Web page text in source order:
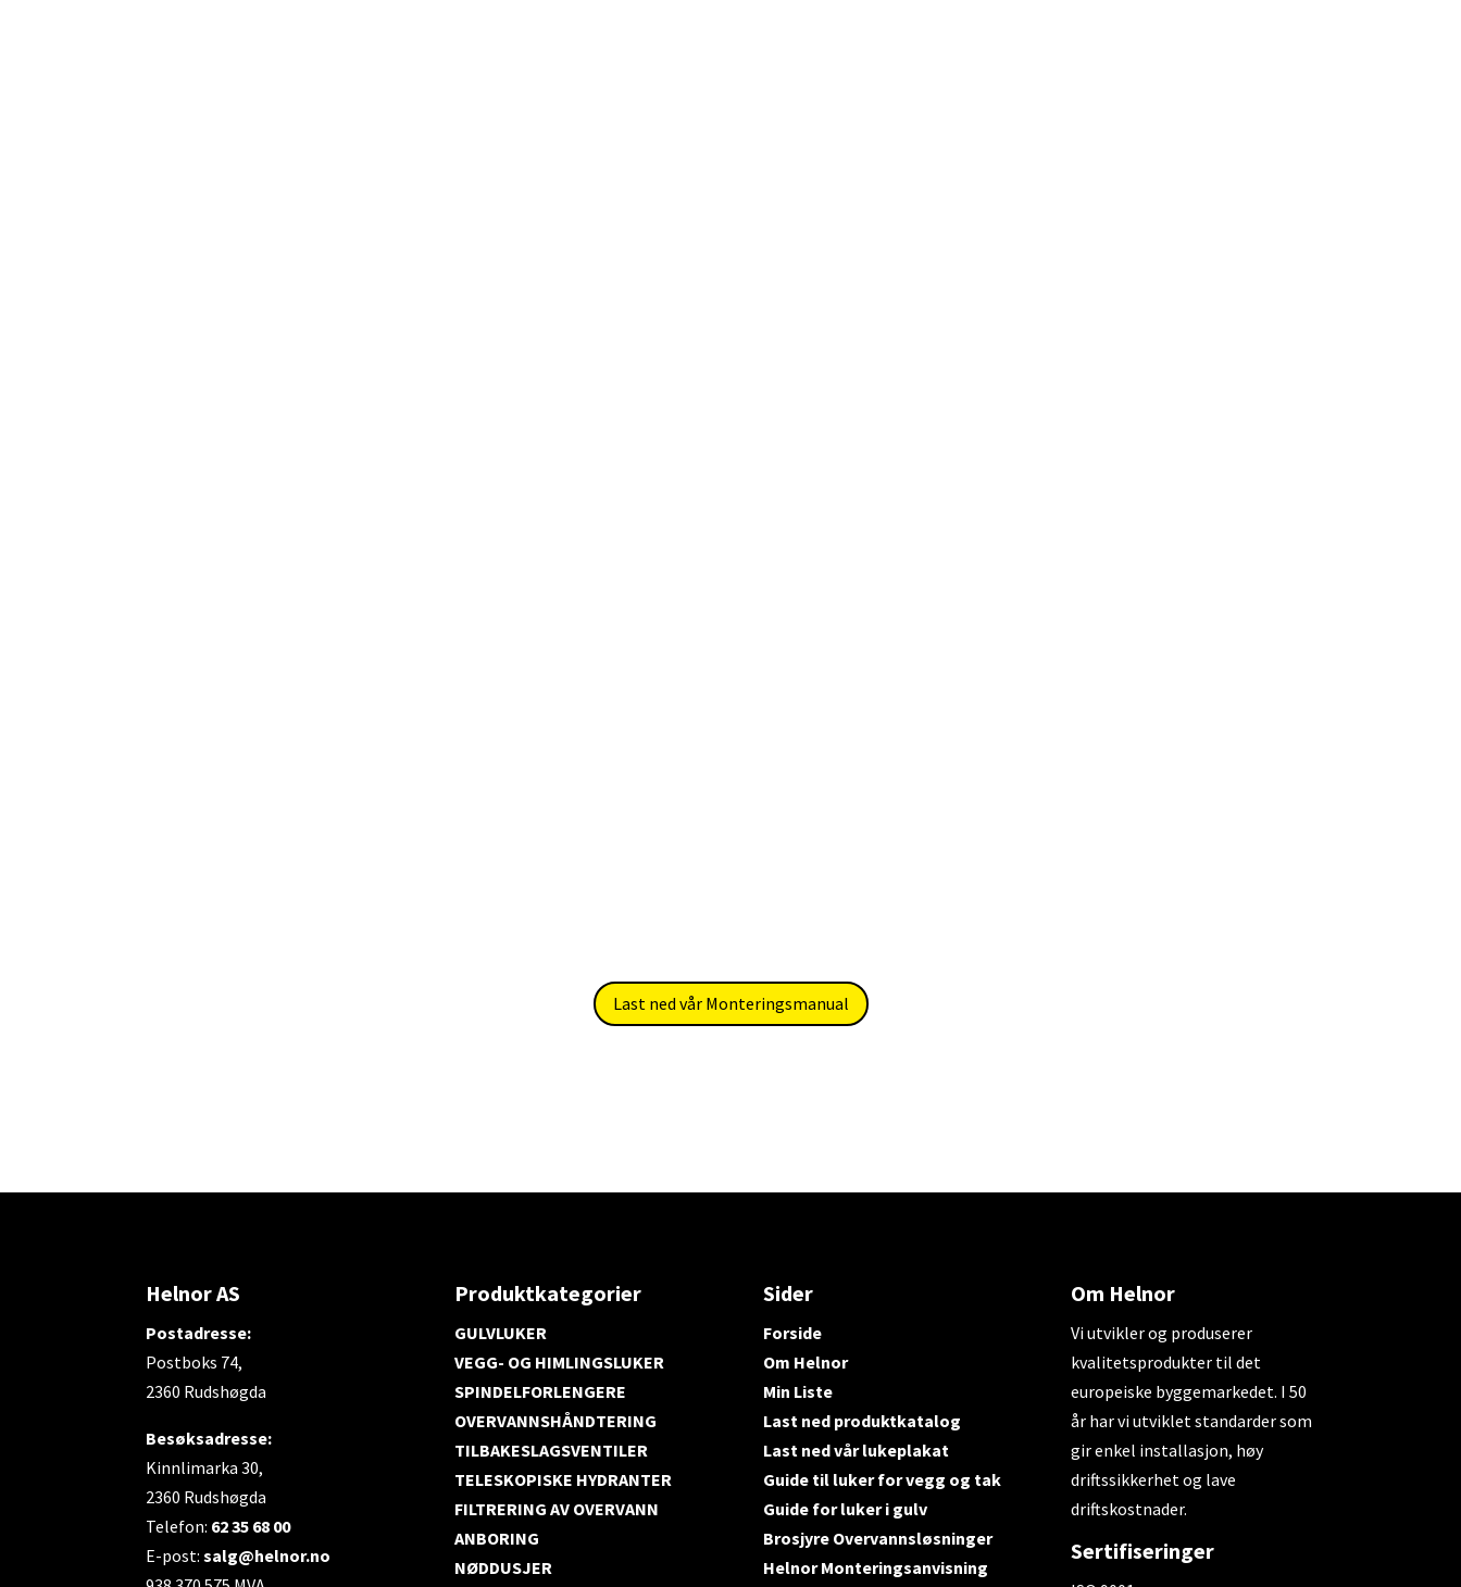
Last ned vår Monteringsmanual
Helnor AS
Postadresse:
Postboks 74,
2360 Rudshøgda
Besøksadresse:
Kinnlimarka 30,
2360 Rudshøgda
Telefon: 62 35 68 00
E-post:salg@helnor.no
Produktkategorier
GULVLUKER
VEGG- OG HIMLINGSLUKER
SPINDELFORLENGERE
OVERVANNSHÅNDTERING
TILBAKESLAGSVENTILER
TELESKOPISKE HYDRANTER
FILTRERING AV OVERVANN
ANBORING
NØDDUSJER
Sider
Forside
Om Helnor
Min Liste
Last ned produktkatalog
Last ned vår lukeplakat
Guide til luker for vegg og tak
Guide for luker i gulv
Brosjyre Overvannsløsninger
Helnor Monteringsanvisning
Om Helnor
Vi utvikler og produserer
kvalitetsprodukter til det
europeiske byggemarkedet. I 50
år har vi utviklet standarder som
gir enkel installasjon, høy
driftssikkerhet og lave
driftskostnader.
Sertifiseringer